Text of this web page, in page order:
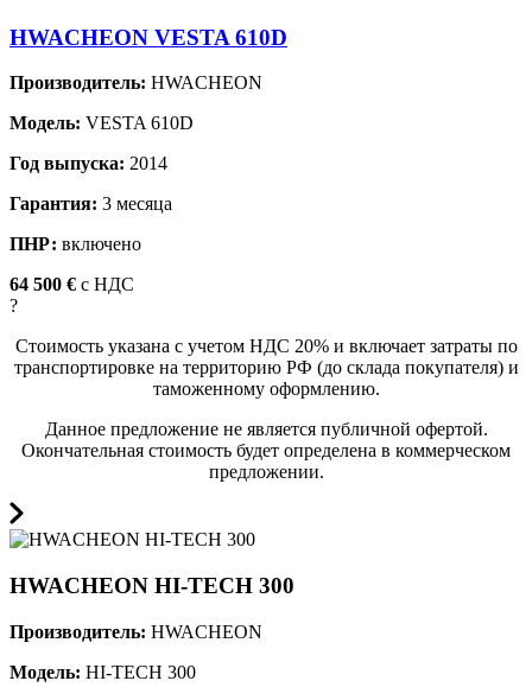
HWACHEON VESTA 610D
Производитель: HWACHEON
Модель: VESTA 610D
Год выпуска: 2014
Гарантия: 3 месяца
ПНР: включено
64 500 € c НДС
?
Стоимость указана с учетом НДС 20% и включает затраты по
транспортировке на территорию РФ (до склада покупателя) и
таможенному оформлению.
Данное предложение не является публичной офертой.
Окончательная стоимость будет определена в коммерческом
предложении.
HWACHEON HI-TECH 300
Производитель: HWACHEON
Модель: HI-TECH 300